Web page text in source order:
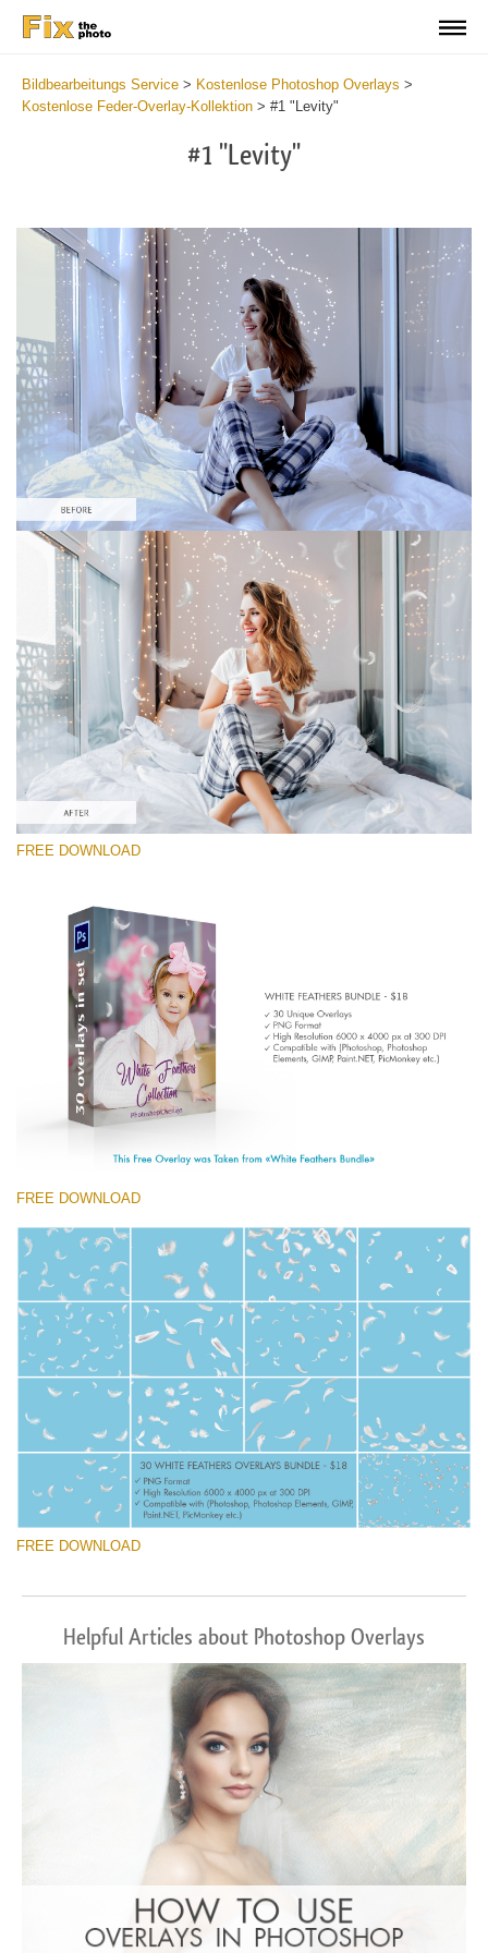
Bildbearbeitungs Service > Kostenlose Photoshop Overlays >
Kostenlose Feder-Overlay-Kollektion > #1 "Levity"
#1 "Levity"
Bitte wählen Sie
Free Photoshop Overlay #1
Small 800*600px
White Feathers
(30 Overlays)
Large 6000*4000px
Large 6000*4000px
Entire Collection
(1783 Overlays)
Large 6000*4000px
Kostenloser Download
FREE DOWNLOAD
FREE DOWNLOAD
FREE DOWNLOAD
Helpful Articles about Photoshop Overlays